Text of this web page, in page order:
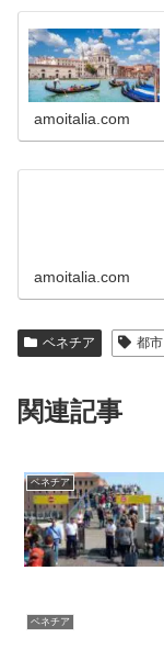
amoitalia.com
amoitalia.com
ベネチア 都市
関連記事
ベネチア
ベネチア